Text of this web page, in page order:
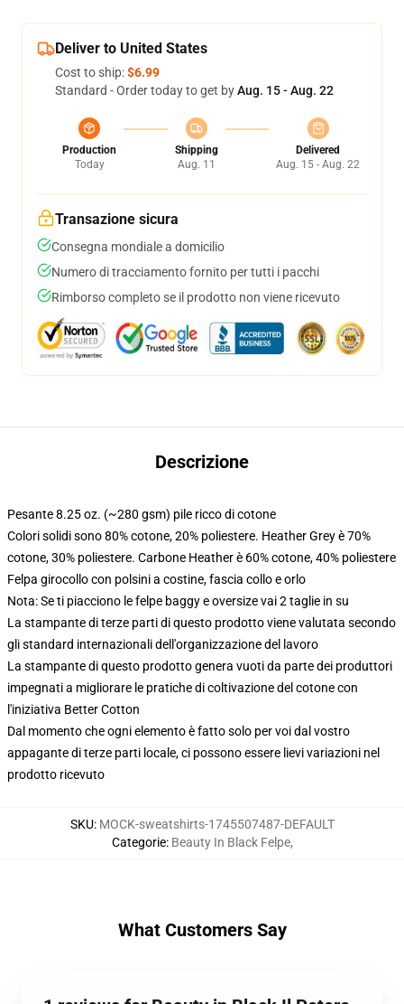
Deliver to United States
Cost to ship:$6.99
Standard - Order today to get byAug. 15 - Aug. 22
Production
Today
Shipping
Aug. 11
Delivered
Aug. 15 - Aug. 22
Transazione sicura
Consegna mondiale a domicilio
Numero di tracciamento fornito per tutti i pacchi
Rimborso completo se il prodotto non viene ricevuto
Descrizione
Pesante 8.25 oz. (~280 gsm) pile ricco di cotone
Colori solidi sono 80% cotone, 20% poliestere. Heather Grey è 70%
cotone, 30% poliestere. Carbone Heather è 60% cotone, 40% poliestere
Felpa girocollo con polsini a costine, fascia collo e orlo
Nota: Se ti piacciono le felpe baggy e oversize vai 2 taglie in su
La stampante di terze parti di questo prodotto viene valutata secondo
gli standard internazionali dell'organizzazione del lavoro
La stampante di questo prodotto genera vuoti da parte dei produttori
impegnati a migliorare le pratiche di coltivazione del cotone con
l'iniziativa Better Cotton
Dal momento che ogni elemento è fatto solo per voi dal vostro
appagante di terze parti locale, ci possono essere lievi variazioni nel
prodotto ricevuto
SKU: MOCK-sweatshirts-1745507487-DEFAULT
Categorie: Beauty In Black Felpe,
What Customers Say